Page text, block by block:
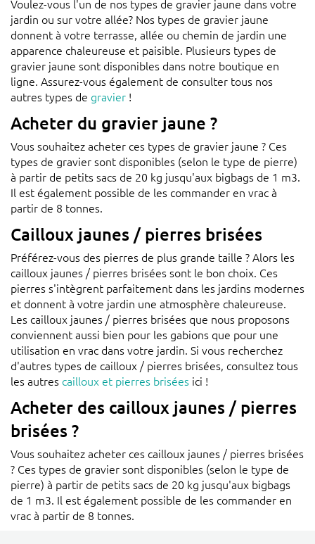
Voulez-vous l'un de nos types de gravier jaune dans votre
jardin ou sur votre allée? Nos types de gravier jaune
donnent à votre terrasse, allée ou chemin de jardin une
apparence chaleureuse et paisible. Plusieurs types de
gravier jaune sont disponibles dans notre boutique en
ligne. Assurez-vous également de consulter tous nos
autres types de gravier !
Acheter du gravier jaune ?
Vous souhaitez acheter ces types de gravier jaune ? Ces
types de gravier sont disponibles (selon le type de pierre)
à partir de petits sacs de 20 kg jusqu'aux bigbags de 1 m3.
Il est également possible de les commander en vrac à
partir de 8 tonnes.
Cailloux jaunes / pierres brisées
Préférez-vous des pierres de plus grande taille ? Alors les
cailloux jaunes / pierres brisées sont le bon choix. Ces
pierres s'intègrent parfaitement dans les jardins modernes
et donnent à votre jardin une atmosphère chaleureuse.
Les cailloux jaunes / pierres brisées que nous proposons
conviennent aussi bien pour les gabions que pour une
utilisation en vrac dans votre jardin. Si vous recherchez
d'autres types de cailloux / pierres brisées, consultez tous
les autres cailloux et pierres brisées ici !
Acheter des cailloux jaunes / pierres
brisées ?
Vous souhaitez acheter ces cailloux jaunes / pierres brisées
? Ces types de gravier sont disponibles (selon le type de
pierre) à partir de petits sacs de 20 kg jusqu'aux bigbags
de 1 m3. Il est également possible de les commander en
vrac à partir de 8 tonnes.